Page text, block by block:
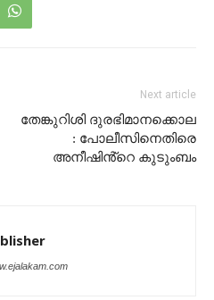
Next article
തേങ്കുറിശി ദുരഭിമാനക്കൊല
: പോലീസിനെതിരെ
അനീഷിൻ്റെ കുടുംബം